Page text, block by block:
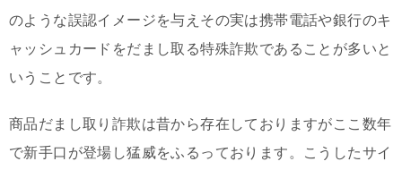
のような誤認イメージを与えその実は携帯電話や銀行のキ
ャッシュカードをだまし取る特殊詐欺であることが多いと
いうことです。
商品だまし取り詐欺は昔から存在しておりますがここ数年
で新手口が登場し猛威をふるっております。こうしたサイ